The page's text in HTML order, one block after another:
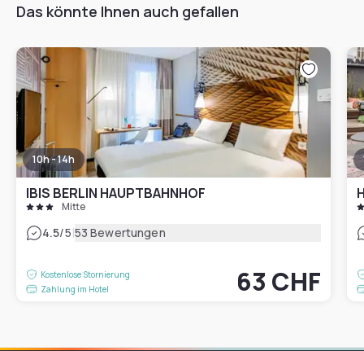
Das könnte Ihnen auch gefallen
10h - 14h
IBIS BERLIN HAUPTBAHNHOF
Mitte
4.5/5|53 Bewertungen
Kostenlose Stornierung
Zahlung im Hotel
63 CHF